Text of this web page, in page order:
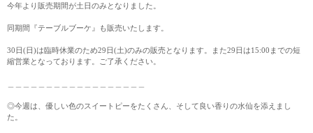
今年より販売期間が土日のみとなりました。
同期間『テーブルブーケ』も販売いたします。
30日(日)は臨時休業のため29日(土)のみの販売となります。また29日は15:00までの短
縮営業となっております。ご了承ください。
◎今週は、優しい色のスイートピーをたくさん、そして良い香りの水仙を添えまし
た。